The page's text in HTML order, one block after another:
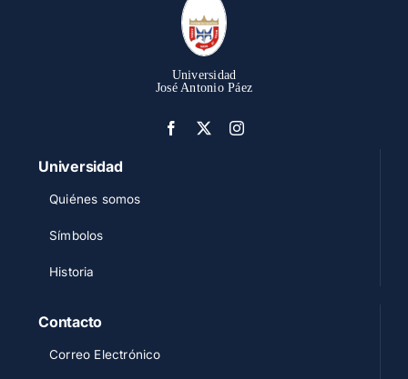
Universidad
José Antonio Páez
Universidad
Quiénes somos
Símbolos
Historia
Contacto
Correo Electrónico